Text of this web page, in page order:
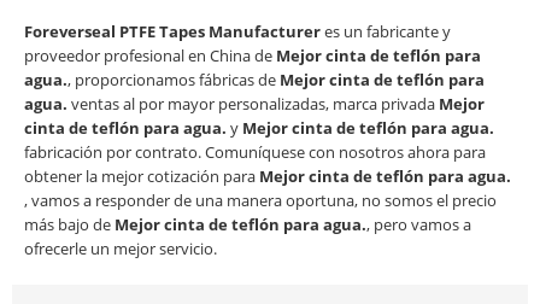
Foreverseal PTFE Tapes Manufactureres un fabricante y
proveedor profesional en China de Mejor cinta de teflón para
agua., proporcionamos fábricas de Mejor cinta de teflón para
agua. ventas al por mayor personalizadas, marca privada Mejor
cinta de teflón para agua. y Mejor cinta de teflón para agua.
fabricación por contrato. Comuníquese con nosotros ahora para
obtener la mejor cotización para Mejor cinta de teflón para agua.
, vamos a responder de una manera oportuna, no somos el precio
más bajo de Mejor cinta de teflón para agua., pero vamos a
ofrecerle un mejor servicio.